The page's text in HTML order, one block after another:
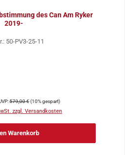
des Can Am Ryker
2019-
50-PV3-25-11
Preis:
579,00 €(10% gespart)
zzgl. Versandkosten
Warenkorb